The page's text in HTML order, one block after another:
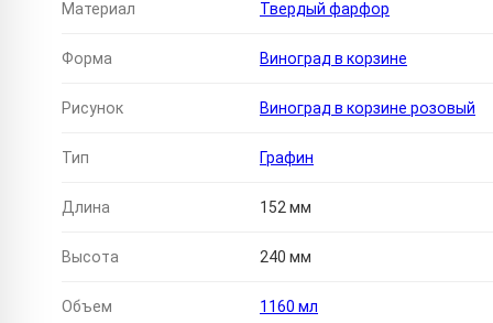
Материал Твердый фарфор
Форма Виноград в корзине
Рисунок Виноград в корзине розовый
Тип Графин
Длина 152 мм
Высота 240 мм
Объем 1160 мл